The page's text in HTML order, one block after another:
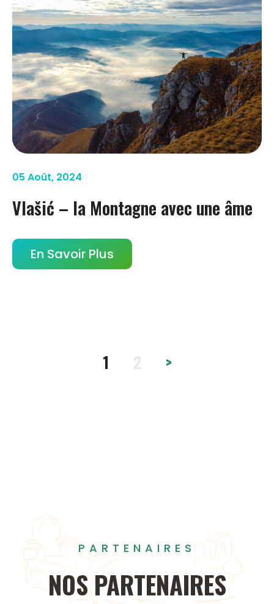
05 Août, 2024
Vlašić – la Montagne avec une âme
En Savoir Plus
1 >
PARTENAIRES
NOS PARTENAIRES